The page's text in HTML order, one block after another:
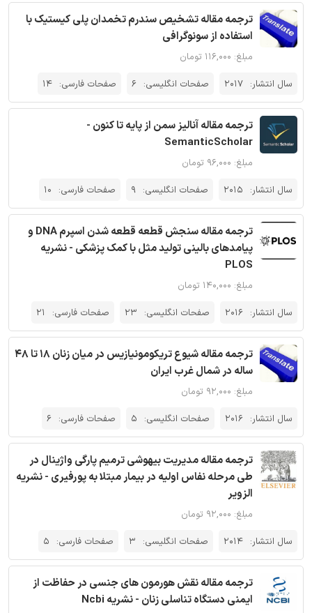
ترجمه مقاله تشخیص سندرم تخمدان پلی کیستیک با
استفاده از سونوگرافی
مبلغ: ۱۱۶,۰۰۰ تومان
سال انتشار: 2017 صفحات انگلیسی: 6 صفحات فارسی: 14
ترجمه مقاله آنالیز سمن از پایه تا کنون -
SemanticScholar
مبلغ: ۹۶,۰۰۰ تومان
سال انتشار: 2015 صفحات انگلیسی: 9 صفحات فارسی: 10
ترجمه مقاله سنجش قطعه قطعه شدن اسپرم DNA و
پیامدهای بالینی تولید مثل با کمک پزشکی - نشریه
PLOS
مبلغ: ۱۴۰,۰۰۰ تومان
سال انتشار: 2016 صفحات انگلیسی: 23 صفحات فارسی: 21
ترجمه مقاله شیوع تریکومونیازیس در میان زنان 18 تا 48
ساله در شمال غرب ایران
مبلغ: ۹۲,۰۰۰ تومان
سال انتشار: 2016 صفحات انگلیسی: 5 صفحات فارسی: 6
ترجمه مقاله مدیریت بیهوشی ترمیم پارگی واژینال در
طی مرحله نفاس اولیه در بیمار مبتلا به پورفیری - نشریه
الزویر
مبلغ: ۹۲,۰۰۰ تومان
سال انتشار: 2014 صفحات انگلیسی: 3 صفحات فارسی: 5
ترجمه مقاله نقش هورمون های جنسی در حفاظت از
ایمنی دستگاه تناسلی زنان - نشریه Ncbi